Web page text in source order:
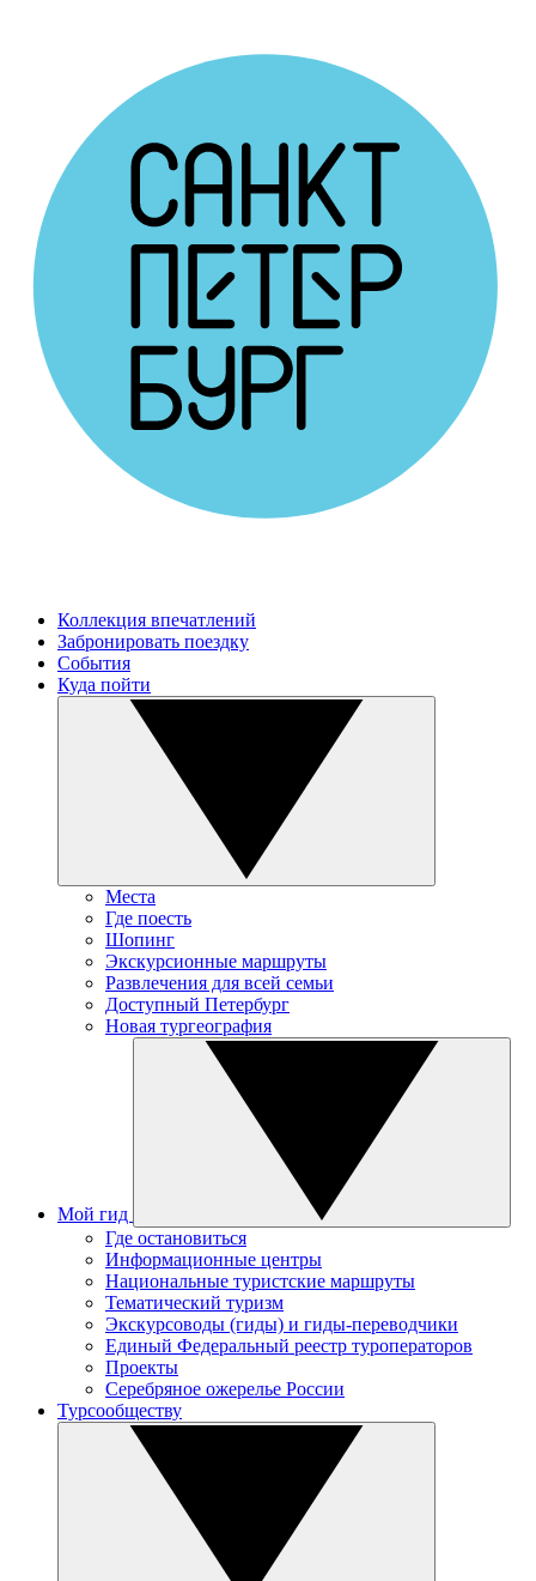
Коллекция впечатлений
Забронировать поездку
События
Куда пойти
Места
Где поесть
Шопинг
Экскурсионные маршруты
Развлечения для всей семьи
Доступный Петербург
Новая тургеография
Мой гид
Где остановиться
Информационные центры
Национальные туристские маршруты
Тематический туризм
Экскурсоводы (гиды) и гиды-переводчики
Единый Федеральный реестр туроператоров
Проекты
Серебряное ожерелье России
Турсообществу